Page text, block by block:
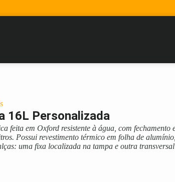
16L Personalizada
feita em Oxford resistente à água, com fechamento
Possui revestimento térmico em folha de
uma fixa localizada na tampa e outra